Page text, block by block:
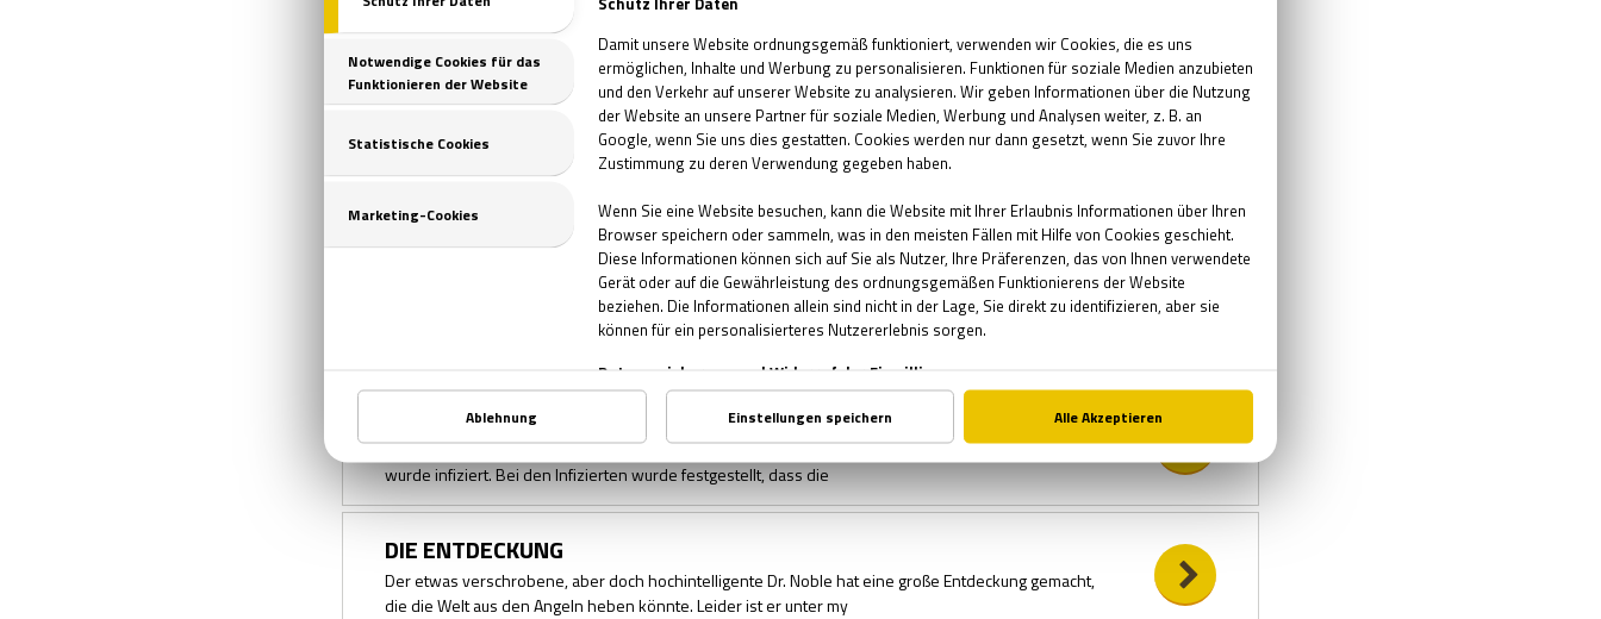
DIE ZELLE
Wir schreiben das Jahr 1965. Ein Thema beherrscht die Presse. In der Haftanstalt St. Parker kam es
zu einem mysteriösen Zwischenfall. An einem Montagmorgen wurd
DUBIOSE SPIELCHEN
sich sein Wohnungsnachbar sicher. Warum sonst sucht er ständig
DAS GEHEIMNIS DER GRÄFIN MOBESIN
„Bei Tag hat sie die Leut´ gequält, bei Nacht des Teufels Geld gezählt,“ weiß man im alten Aachen über
Katharina von Thenen, genannt die Maubach’sche, zu berich
AACHEN - DIE LETZTE ZUFLUCHT!
Es ist passiert – die Zombie-Apokalypse ist über uns gekommen. 93 Prozent der Weltbevölkerung
wurde infiziert. Bei den Infizierten wurde festgestellt, dass die
DIE ENTDECKUNG
Der etwas verschrobene, aber doch hochintelligente Dr. Noble hat eine große Entdeckung gemacht,
die die Welt aus den Angeln heben könnte. Leider ist er unter my